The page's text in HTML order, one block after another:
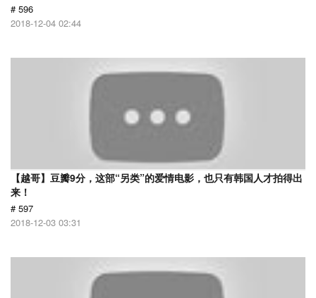
# 596
2018-12-04 02:44
【越哥】豆瓣9分，这部“另类”的爱情电影，也只有韩国人才拍得出
来！
# 597
2018-12-03 03:31